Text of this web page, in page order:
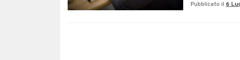
Pubblicato il 6